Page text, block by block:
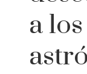
a los